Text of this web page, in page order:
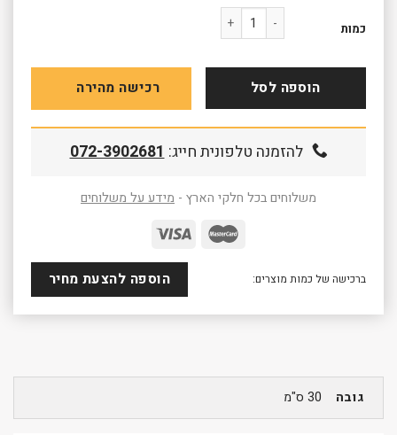
כמות
כמות של בובת בד קטנטנות TL-202
הוספה לסל רכישה מהירה
להזמנה טלפונית חייג:072-3902681
משלוחים בכל חלקי הארץ - מידע על משלוחים
ברכישה של כמות מוצרים: הוספה להצעת מחיר
גובה 30 ס"מ